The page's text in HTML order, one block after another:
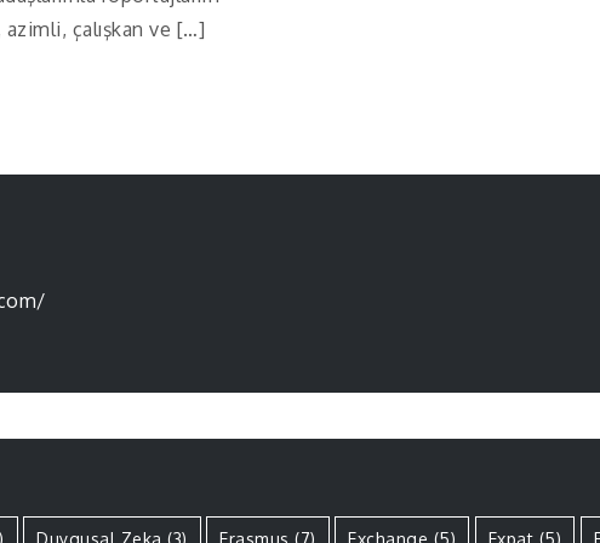
çalışkan ve […]
Duygusal Zeka (3) Erasmus (7) Exchange (5) Expat (5)